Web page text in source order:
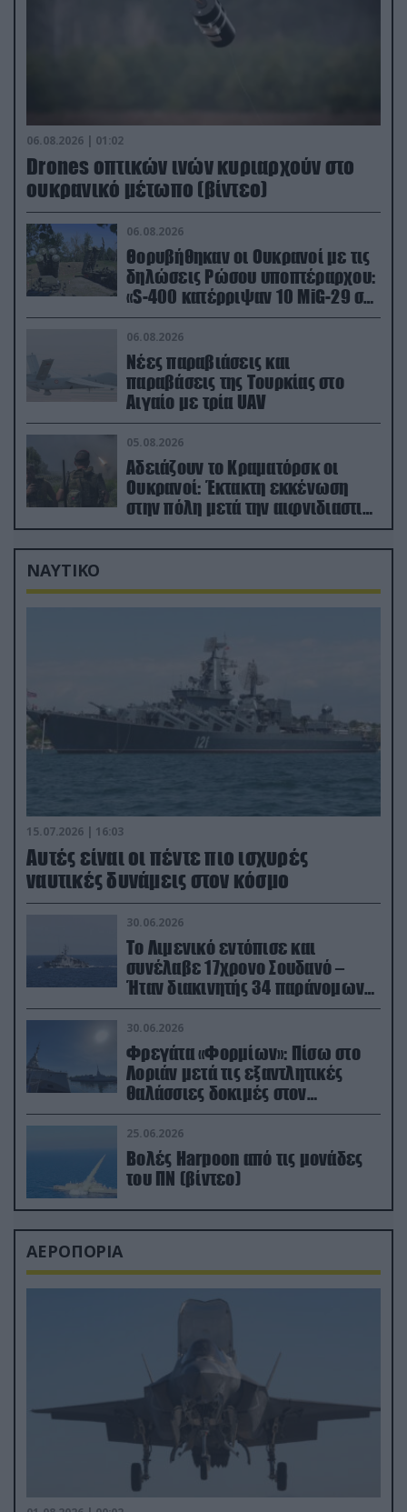
06.08.2026 | 01:02
Drones οπτικών ινών κυριαρχούν στο
ουκρανικό μέτωπο (βίντεο)
06.08.2026
Θορυβήθηκαν οι Ουκρανοί με τις
δηλώσεις Ρώσου υποπτέραρχου:
«S-400 κατέρριψαν 10 MiG-29 σε
μόλις μια μέρα!»
06.08.2026
Νέες παραβιάσεις και
παραβάσεις της Τουρκίας στο
Αιγαίο με τρία UAV
05.08.2026
Αδειάζουν το Κραματόρσκ οι
Ουκρανοί: Έκτακτη εκκένωση
στην πόλη μετά την αιφνιδιαστική
προώθηση των Ρώσων (βίντεο)
ΝΑΥΤΙΚΟ
15.07.2026 | 16:03
Aυτές είναι οι πέντε πιο ισχυρές
ναυτικές δυνάμεις στον κόσμο
30.06.2026
Το Λιμενικό εντόπισε και
συνέλαβε 17χρονο Σουδανό –
Ήταν διακινητής 34 παράνομων
μεταναστών
30.06.2026
Φρεγάτα «Φορμίων»: Πίσω στο
Λοριάν μετά τις εξαντλητικές
θαλάσσιες δοκιμές στον
απαιτητικό Βισκαϊκό
25.06.2026
Βολές Harpoon από τις μονάδες
του ΠΝ (βίντεο)
ΑΕΡΟΠΟΡΙΑ